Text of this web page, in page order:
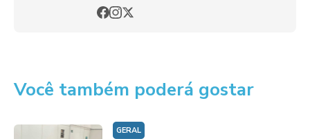
Você também poderá gostar
GERAL